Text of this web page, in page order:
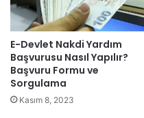
E-Devlet Nakdi Yardım
Başvurusu Nasıl Yapılır?
Başvuru Formu ve
Sorgulama
Kasım 8, 2023